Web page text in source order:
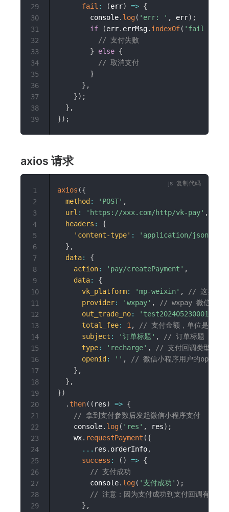
fail : (err) => {
        console
. log( 'err: ' , err) ;
if
(err. errMsg. indexOf( 'fail
// 支付失败
}
else {
// 取消支付
}
} ,
}) ;
} ,
}) ;
29
30
31
32
33
34
35
36
37
38
39
axios 请求
axios ({
method : 'POST' ,
url : 'https://xxx.com/http/vk-pay' ,
headers :
{
'content-type' :
'application/
} ,
data:
{
action: 'pay/createPayment' ,
data:
{
vk_platform: 'mp-weixin' ,
// 这里固
provider: 'wxpay' ,
// wxpay 微信支
out_trade_no: 'test202405230001'
total_fee: 1 ,
// 支付金额，单位是分，
subject : '订单标题' ,
// 订单标题
type: 'recharge' ,
// 支付回调类型
openid : '' ,
// 微信小程序用户的openid
} ,
} ,
})
. then( ( res) => {
// 拿到支付参数后发起微信小程序支付
    console
. log( 'res' , res) ;
    wx
. requestPayment ({
... res . orderInfo,
success : ( ) => {
// 支付成功
        console
. log( '支付成功' ) ;
// 注意：因为支付成功到支付回调有延迟
} ,
1
2
3
4
5
6
7
8
9
10
11
12
13
14
15
16
17
18
19
20
21
22
23
24
25
26
27
28
29
复制代码